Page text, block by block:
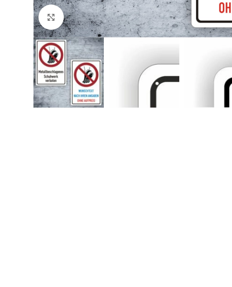
Klicken zum Vergrößern